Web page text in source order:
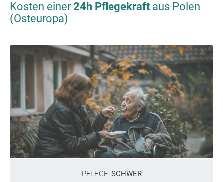
Kosten einer24h Pflegekraft aus Polen
(Osteuropa)
PFLEGE: SCHWER